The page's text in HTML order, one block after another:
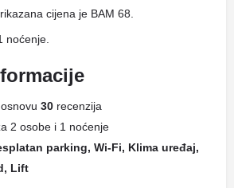
cijena je BAM 68.
noćenje.
30 recenzija
2 osobe i 1 noćenje
parking, Wi-Fi, Klima uređaj,
Lift